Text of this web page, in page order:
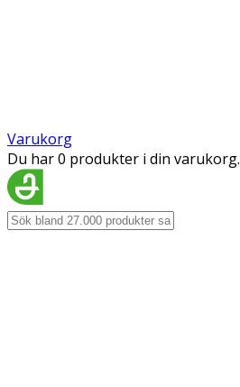
Varukorg
Du har 0 produkter i din varukorg.